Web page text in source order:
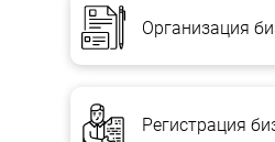
трудовых отношений, которые уже
окончания ликвидационной
Этот вариант имеет существенные
выплачиваемое членам
налогообложению по всем видам
Организация
Регистрация